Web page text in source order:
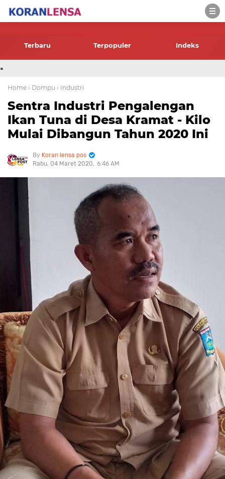
-->
Terbaru Terpopuler Indeks
.
Home › Dompu › Industri
Sentra Industri Pengalengan
Ikan Tuna di Desa Kramat - Kilo
Mulai Dibangun Tahun 2020 Ini
Koran lensa pos
Rabu, 04 Maret 2020
6:46 AM